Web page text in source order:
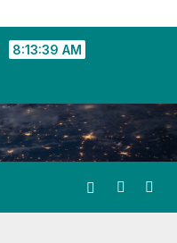
8:13:39 AM